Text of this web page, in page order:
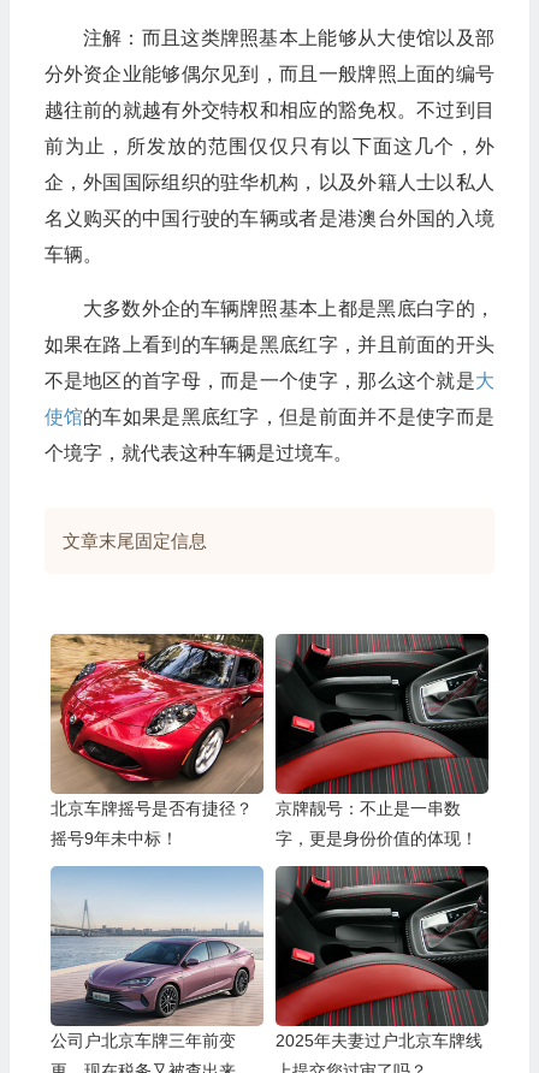
注解：而且这类牌照基本上能够从大使馆以及部
分外资企业能够偶尔见到，而且一般牌照上面的编号
越往前的就越有外交特权和相应的豁免权。不过到目
前为止，所发放的范围仅仅只有以下面这几个，外
企，外国国际组织的驻华机构，以及外籍人士以私人
名义购买的中国行驶的车辆或者是港澳台外国的入境
车辆。
大多数外企的车辆牌照基本上都是黑底白字的，
如果在路上看到的车辆是黑底红字，并且前面的开头
不是地区的首字母，而是一个使字，那么这个就是大
使馆的车如果是黑底红字，但是前面并不是使字而是
个境字，就代表这种车辆是过境车。
文章末尾固定信息
北京车牌摇号是否有捷径？
摇号9年未中标！
京牌靓号：不止是一串数
字，更是身份价值的体现！
公司户北京车牌三年前变
2025年夫妻过户北京车牌线